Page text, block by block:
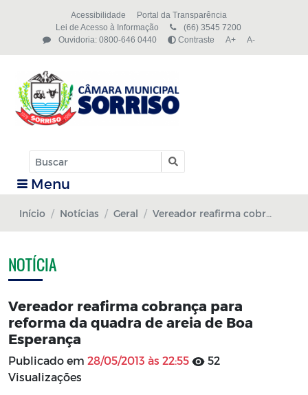
Acessibilidade
Portal da Transparência
Lei de Acesso à Informação
(66) 3545 7200
Ouvidoria: 0800-646 0440
Contraste A+ A-
Menu
Início Notícias Geral Vereador reafirma cobrança para reforma da quadra de areia de Boa Esperança
NOTÍCIA
Vereador reafirma cobrança para
reforma da quadra de areia de Boa
Esperança
Publicado em 28/05/2013 às 22:55
52
Visualizações